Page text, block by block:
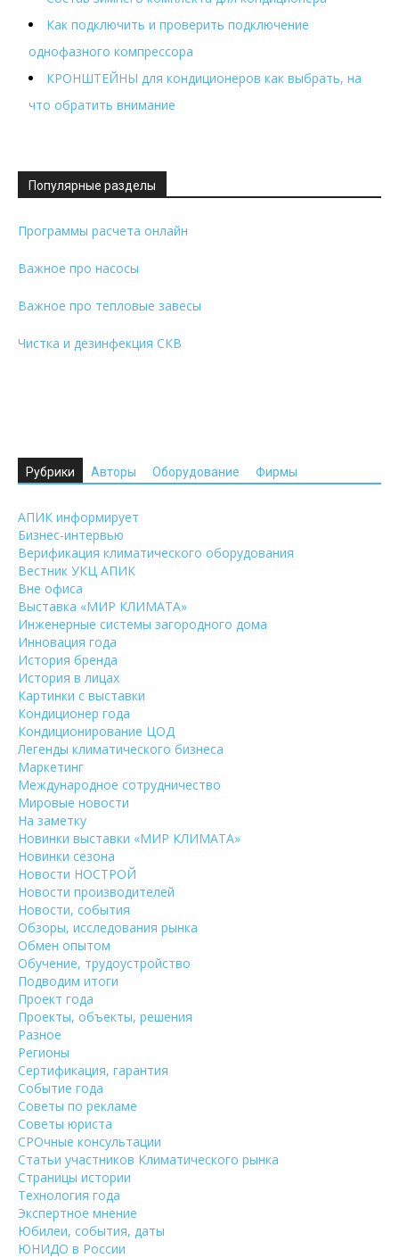
Как подключить и проверить подключение
однофазного компрессора
КРОНШТЕЙНЫ для кондиционеров как выбрать, на
что обратить внимание
Популярные разделы
Программы расчета онлайн
Важное про насосы
Важное про тепловые завесы
Чистка и дезинфекция СКВ
Рубрики Авторы Оборудование Фирмы
АПИК информирует
Бизнес-интервью
Верификация климатического оборудования
Вестник УКЦ АПИК
Вне офиса
Выставка «МИР КЛИМАТА»
Инженерные системы загородного дома
Инновация года
История бренда
История в лицах
Картинки с выставки
Кондиционер года
Кондиционирование ЦОД
Легенды климатического бизнеса
Маркетинг
Международное сотрудничество
Мировые новости
На заметку
Новинки выставки «МИР КЛИМАТА»
Новинки сезона
Новости НОСТРОЙ
Новости производителей
Новости, события
Обзоры, исследования рынка
Обмен опытом
Обучение, трудоустройство
Подводим итоги
Проект года
Проекты, объекты, решения
Разное
Регионы
Сертификация, гарантия
Событие года
Советы по рекламе
Советы юриста
СРОчные консультации
Статьи участников Климатического рынка
Страницы истории
Технология года
Экспертное мнение
Юбилеи, события, даты
ЮНИДО в России